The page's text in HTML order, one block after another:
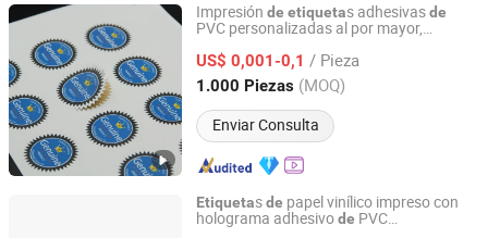
Impresión de etiquetas adhesivasde
PVC personalizadas al por mayor,
personalizadas, diseñode
pruebade agua, pegatina
animados
US$ 0,001-0,1 / Pieza
1.000 Piezas (MOQ)
Enviar Consulta
Lianyungang Zhehan Printing Co., Ltd.
Jiangsu, China Desde 2024
Etiquetasde papel vinílico impreso con
holograma adhesivode PVC
Ningbo Xianying Packing Material Co., Ltd.